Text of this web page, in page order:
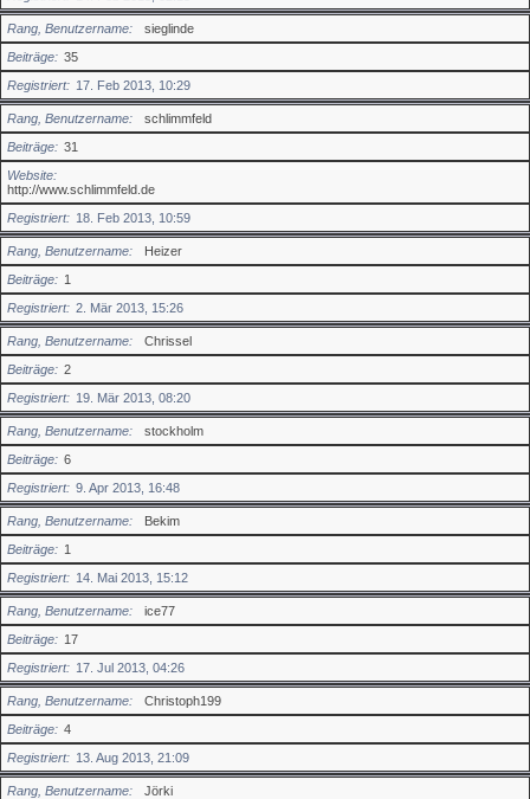
Rang, Benutzername
sieglinde
Beiträge
35
Registriert
17. Feb 2013, 10:29
Rang, Benutzername
schlimmfeld
Beiträge
31
Website
http://www.schlimmfeld.de
Registriert
18. Feb 2013, 10:59
Rang, Benutzername
Heizer
Beiträge
1
Registriert
2. Mär 2013, 15:26
Rang, Benutzername
Chrissel
Beiträge
2
Registriert
19. Mär 2013, 08:20
Rang, Benutzername
stockholm
Beiträge
6
Registriert
9. Apr 2013, 16:48
Rang, Benutzername
Bekim
Beiträge
1
Registriert
14. Mai 2013, 15:12
Rang, Benutzername
ice77
Beiträge
17
Registriert
17. Jul 2013, 04:26
Rang, Benutzername
Christoph199
Beiträge
4
Registriert
13. Aug 2013, 21:09
Rang, Benutzername
Jörki